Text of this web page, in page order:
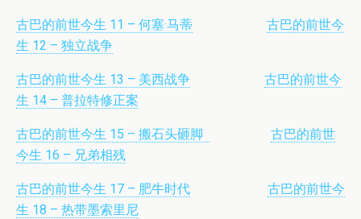
古巴的前世今生 11 – 何塞·马蒂
古巴的前世今
生 12 – 独立战争
古巴的前世今生 13 – 美西战争
古巴的前世今
生 14 – 普拉特修正案
古巴的前世今生 15 – 搬石头砸脚
古巴的前世
今生 16 – 兄弟相残
古巴的前世今生 17 – 肥牛时代
古巴的前世今
生 18 – 热带墨索里尼